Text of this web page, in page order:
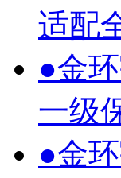
适配
●金
一级
●金